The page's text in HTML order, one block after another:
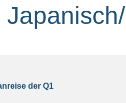
der Q1